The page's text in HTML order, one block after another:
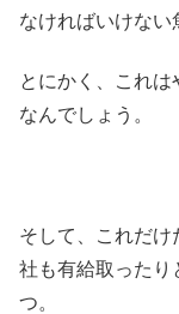
なければいけない
とにかく、これ
なんでしょう。
そして、これだけ
社も有給取ったり
つ。